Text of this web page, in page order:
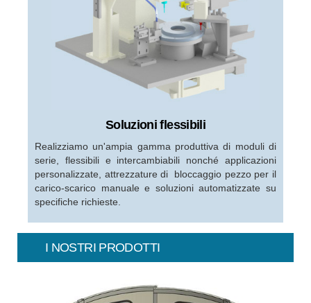
Soluzioni flessibili
Realizziamo un'ampia gamma produttiva di moduli di
serie, flessibili e intercambiabili nonché applicazioni
personalizzate, attrezzature di bloccaggio pezzo per il
carico-scarico manuale e soluzioni automatizzate su
specifiche richieste.
I NOSTRI PRODOTTI